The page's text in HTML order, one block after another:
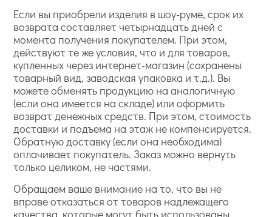
Если вы приобрели изделия в шоу-руме, срок их
возврата составляет четырнадцать дней с
момента получения покупателем. При этом,
действуют те же условия, что и для товаров,
купленных через интернет-магазин (сохранены
товарный вид, заводская упаковка и т.д.). Вы
можете обменять продукцию на аналогичную
(если она имеется на складе) или оформить
возврат денежных средств. При этом, стоимость
доставки и подъема на этаж не компенсируется.
Обратную доставку (если она необходима)
оплачивает покупатель. Заказ можно вернуть
только целиком, не частями.
Обращаем ваше внимание на то, что вы не
вправе отказаться от товаров надлежащего
качества, которые могут быть использованы